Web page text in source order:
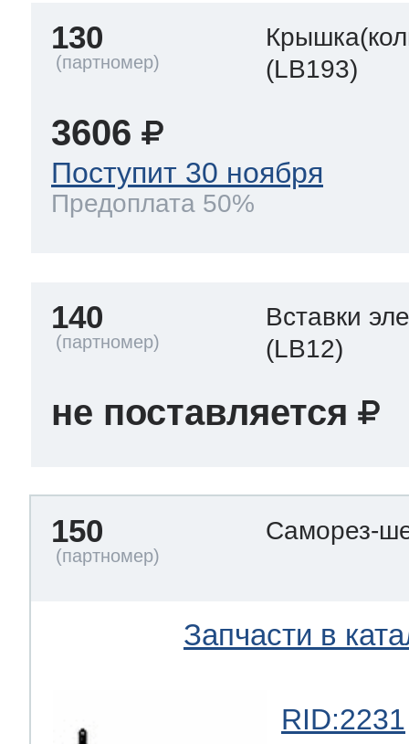
130
(LB193)
3606
Поступит 30 ноября
Предоплата 50%
140
Вставки
(LB12)
не поставляется
150 Саморез-
Запчасти в
RID:2231